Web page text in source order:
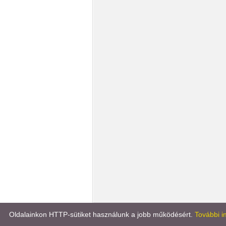
Könyvportál Líra könyv
Oldalainkon HTTP-sütiket használunk a jobb működésért. További